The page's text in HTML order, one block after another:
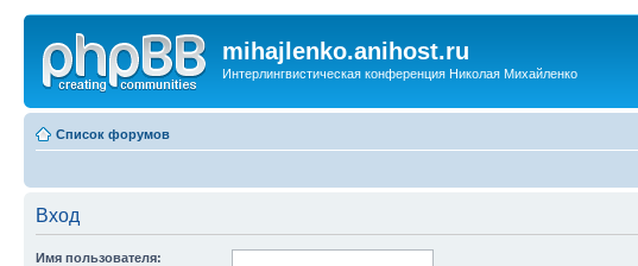
mihajlenko.anihost.ru
Интерлингвистическая конференция Николая Михайленко
Список форумов
Вход
Имя пользователя: